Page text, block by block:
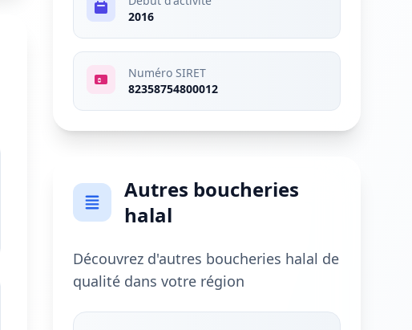
2016
Numéro SIRET
82358754800012
Autres boucheries
halal
Découvrez d'autres boucheries halal de
qualité dans votre région